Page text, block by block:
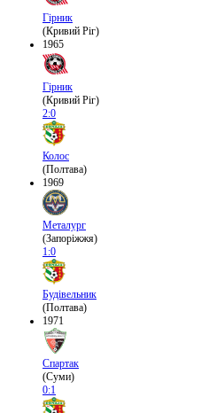
Гірник
(Кривий Ріг)
1965
Гірник
(Кривий Ріг)
2:0
Колос
(Полтава)
1969
Металург
(Запоріжжя)
1:0
Будівельник
(Полтава)
1971
Спартак
(Суми)
0:1